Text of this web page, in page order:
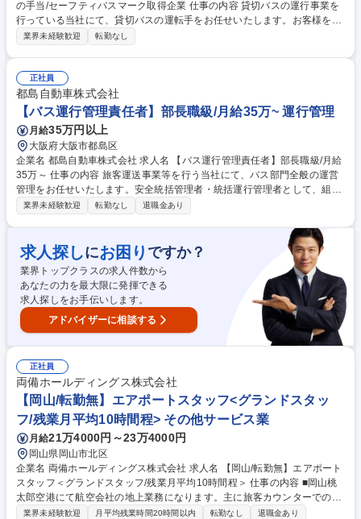
の手当/セーフティバスマーク取得企業 仕事の内容 貸切バスの運行事業を
行っている当社にて、貸切バスの運転手をお任せいたします。お客様を目
的地まで安全にお届けするやりがいのある業務です。セーフティバスマー
日常点検や安全確認 ■その他、運行に付随する業務 ※２泊３日程度の宿泊
を伴う乗務が発生する場合があります。乗務内容に応じて就業時間が変動
します。 【業務内容の変更範囲】当社の指定する業務 募集職種 【貸切バ
スドライバー】充実の手当/セーフティバスマーク取得企業
業界未経験歓迎 転勤なし
正社員
都島自動車株式会社
【バス運行管理責任者】部長職級/月給35万~ 運行管理
月給35万円以上
大阪府大阪市都島区
企業名 都島自動車株式会社 求人名 【バス運行管理責任者】部長職級/月給
35万～ 仕事の内容 旅客運送事業等を行う当社にて、バス部門全般の運営
管理をお任せいたします。安全統括管理者・統括運行管理者として、組織
の安全運行と事業運営の核となるポジションで、即戦力としての活躍を期
契約対応■貸切バスの受注管理■乗務員の安全教育・側乗教育の実施。部長
職級としての採用を想定し、知見を活かして組織を牽引していただく役割
です。経験や能力に合わせて業務をお任せし、細かな社内ルールは既存ス
タッフが丁寧に共有します。地域交通の安全を守る責任と裁量のある要職
です。 【業務内容の変更範囲】当社の指定する業務 募集職種 【バス運行
管理責任者】部長職級/月給35万～
業界未経験歓迎 転勤なし 退職金あり
求人探しにお困り ですか？
業界トップクラスの求人件数から
あなたの力を最大限に発揮できる
求人探しをお手伝いします。
アドバイザーに相談する
正社員
両備ホールディングス株式会社
【岡山/転勤無】エアポートスタッフ<グランドスタッ
フ/残業月平均10時間程> その他サービス業
月給21万4000円～23万4000円
岡山県岡山市北区
企業名 両備ホールディングス株式会社 求人名 【岡山/転勤無】エアポート
スタッフ＜グランドスタッフ/残業月平均10時間程＞ 仕事の内容 ■岡山桃
太郎空港にて航空会社の地上業務になります。主に旅客カウンターでの搭
乗手続き・手荷物受託、出発ロビーでの旅客誘導、搭乗口での改札業務、
業界未経験歓迎 月平均残業時間20時間以内 転勤なし 退職金あり